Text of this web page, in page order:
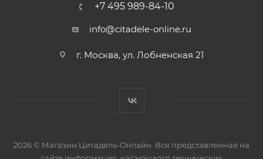
+7 495 989-84-10
info@citadele-online.ru
г. Москва, ул. Лобненская 21
2026 © Магазин Цитадель-Онлайн. Вся представленная на